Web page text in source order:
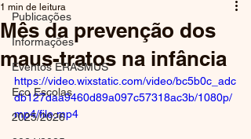
Publicações
Informações
Eventos ERASMUS
Eco Escolas
2025/2026
Mês da prevenção dos
maus-tratos na infância
1 min de leitura
https://video.wixstatic.com/video/bc5b0c_adc
db127daa9460d89a097c57318ac3b/1080p/
mp4/file.mp4